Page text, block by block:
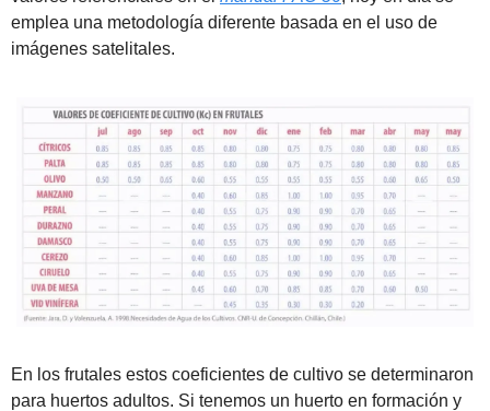
emplea una metodología diferente basada en el uso de
imágenes satelitales.
En los frutales estos coeficientes de cultivo se determinaron
para huertos adultos. Si tenemos un huerto en formación y